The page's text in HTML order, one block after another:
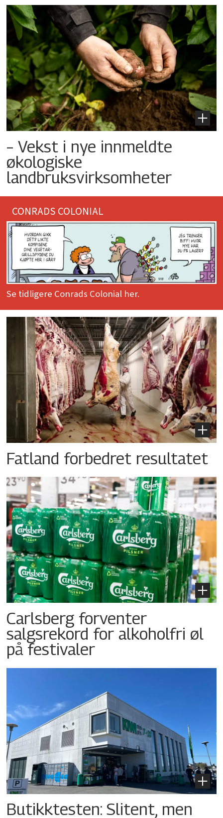
– Vekst i nye innmeldte
økologiske
landbruksvirksomheter
CONRADS COLONIAL
Se tidligere Conrads Colonial her.
Fatland forbedret resultatet
Carlsberg forventer
salgsrekord for alkoholfri øl
på festivaler
Butikktesten: Slitent, men